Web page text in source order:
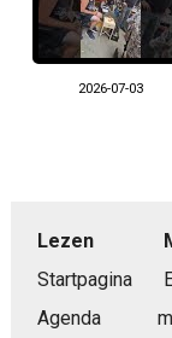
2026-07-03
Lezen
Startpagina
Agenda